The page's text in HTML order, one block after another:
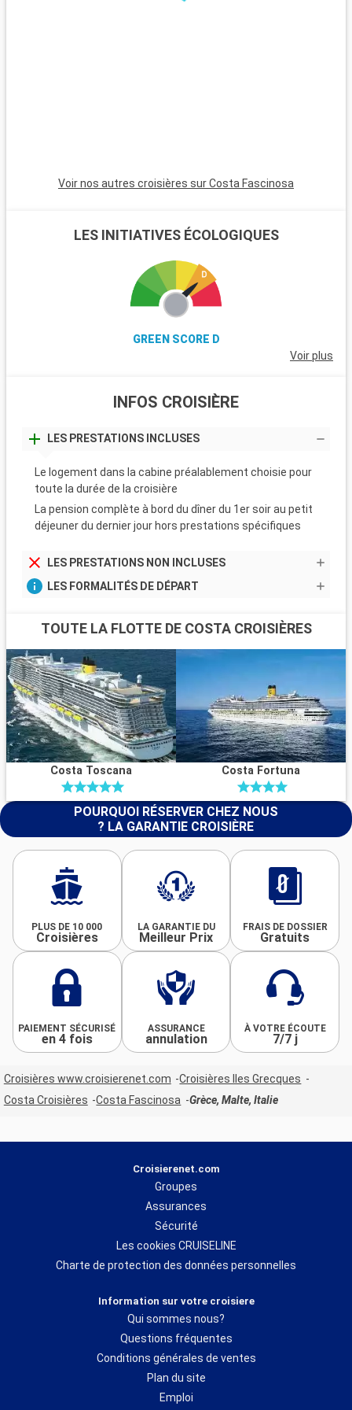
le Pirée, séduit par ses plages tranquilles, son temple d'Aphaïa
Voir nos autres croisières sur Costa Fascinosa
LES INITIATIVES ÉCOLOGIQUES
GREEN SCORE D
Voir plus
INFOS CROISIÈRE
LES PRESTATIONS INCLUSES
Le logement dans la cabine préalablement choisie pour
toute la durée de la croisière
La pension complète à bord du dîner du 1er soir au petit
déjeuner du dernier jour hors prestations spécifiques
LES PRESTATIONS NON INCLUSES
LES FORMALITÉS DE DÉPART
TOUTE LA FLOTTE DE COSTA CROISIÈRES
Costa Toscana Costa Fortuna
POURQUOI RÉSERVER CHEZ NOUS
? LA GARANTIE CROISIÈRE
PLUS DE 10 000
Croisières
LA GARANTIE DU
Meilleur Prix
FRAIS DE DOSSIER
Gratuits
PAIEMENT SÉCURISÉ
en 4 fois
ASSURANCE
annulation
À VOTRE ÉCOUTE
7/7 j
Croisières www.croisierenet.com
Croisières Iles Grecques
Costa Croisières
Costa Fascinosa Grèce, Malte, Italie
Croisierenet.com
Groupes
Assurances
Sécurité
Les cookies CRUISELINE
Charte de protection des données personnelles
Information sur votre croisiere
Qui sommes nous?
Questions fréquentes
Conditions générales de ventes
Plan du site
Emploi